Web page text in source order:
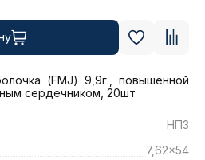
(FMJ) 9,9г., повышенной
сердечником, 20шт
НПЗ
7,62x54